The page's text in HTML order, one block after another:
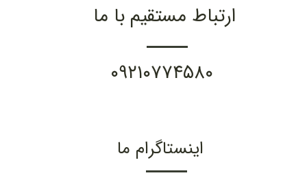
ارتباط مستقیم با ما
۰۹۲۱۰۷۷۴۵۸۰
اینستاگرام ما